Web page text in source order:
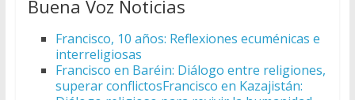
Buena Voz Noticias
Francisco, 10 años: Reflexiones ecuménicas e
interreligiosas
Francisco en Baréin: Diálogo entre religiones,
superar conflictosFrancisco en Kazajistán: